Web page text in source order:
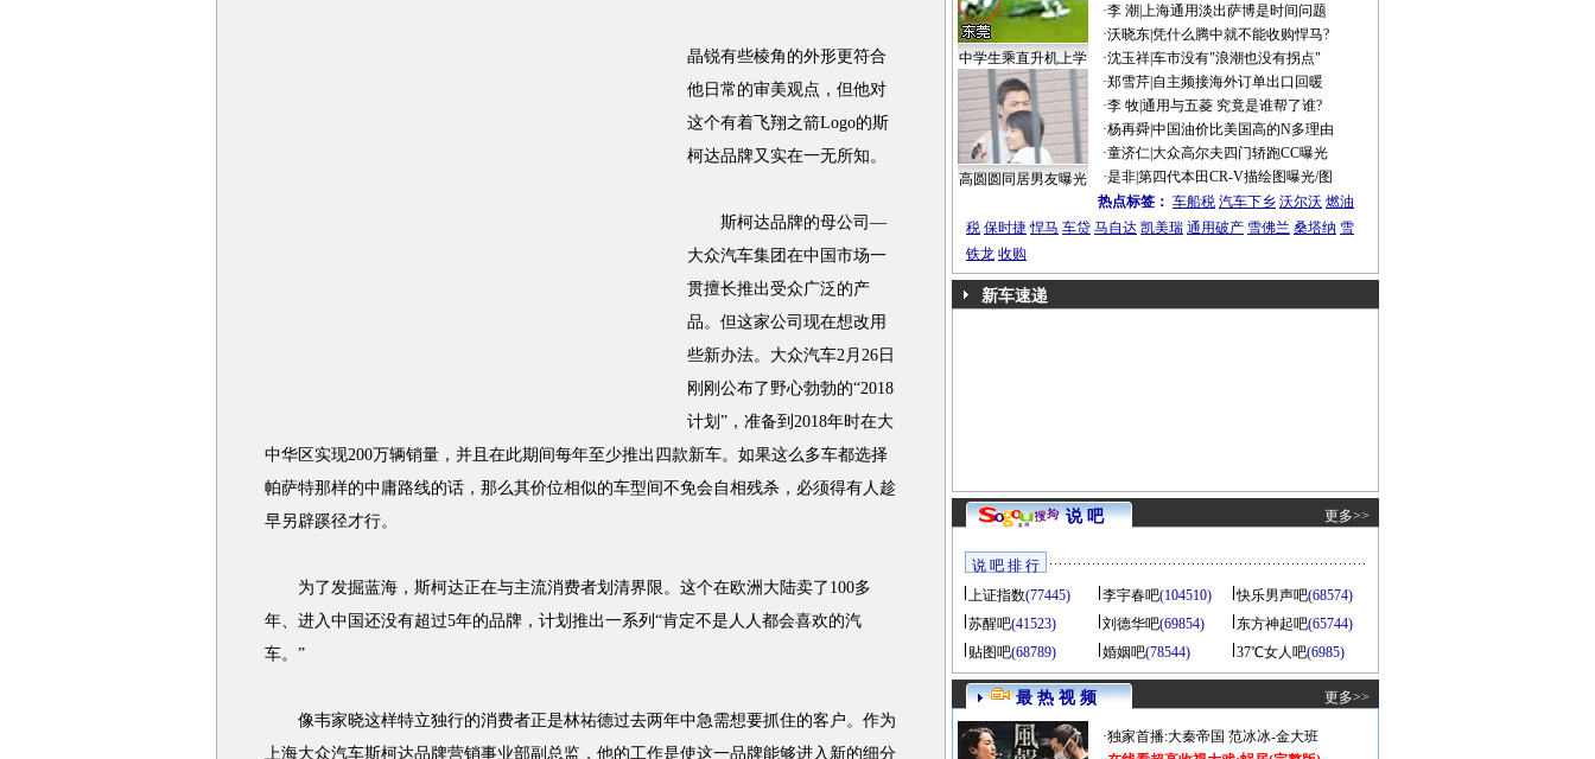
晶锐有些棱角的外形更符合
他日常的审美观点，但他对
这个有着飞翔之箭Logo的斯
柯达品牌又实在一无所知。
斯柯达品牌的母公司—
大众汽车集团在中国市场一
贯擅长推出受众广泛的产
品。但这家公司现在想改用
些新办法。大众汽车2月26日
刚刚公布了野心勃勃的“2018
计划”，准备到2018年时在大
中华区实现200万辆销量，并且在此期间每年至少推出四款新车。如果这么多车都选择
帕萨特那样的中庸路线的话，那么其价位相似的车型间不免会自相残杀，必须得有人趁
早另辟蹊径才行。
为了发掘蓝海，斯柯达正在与主流消费者划清界限。这个在欧洲大陆卖了100多
年、进入中国还没有超过5年的品牌，计划推出一系列“肯定不是人人都会喜欢的汽
车。”
像韦家晓这样特立独行的消费者正是林祐德过去两年中急需想要抓住的客户。作为
上海大众汽车斯柯达品牌营销事业部副总监，他的工作是使这一品牌能够进入新的细分
中学生乘直升机上学
高圆圆同居男友曝光
·李 潮 上海通用淡出萨博是时间问题
·沃晓东|凭什么腾中就不能收购悍马?
·沈玉祥|车市没有"浪潮也没有拐点"
·郑雪芹| 自主频接海外订单出口回暖
·李 牧|通用与五菱 究竟是谁帮了谁?
·杨再舜|中国油价比美国高的N多理由
·童济仁|大众高尔夫四门轿跑CC曝光
·是非|第四代本田CR-V描绘图曝光/图
热点标签： 车船税 汽车下乡 沃尔沃 燃油
税 保时捷 悍马 车贷 马自达 凯美瑞 通用破产 雪佛兰 桑塔纳 雪
铁龙 收购
新车速递
说 吧 更多>>
说 吧 排 行
上证指数(77445) 李宇春吧(104510) 快乐男声吧(68574)
苏醒吧(41523) 刘德华吧(69854) 东方神起吧(65744)
贴图吧(68789) 婚姻吧(78544) 37℃女人吧(6985)
最 热 视 频 更多>>
·独家首播:大秦帝国 范冰冰-金大班